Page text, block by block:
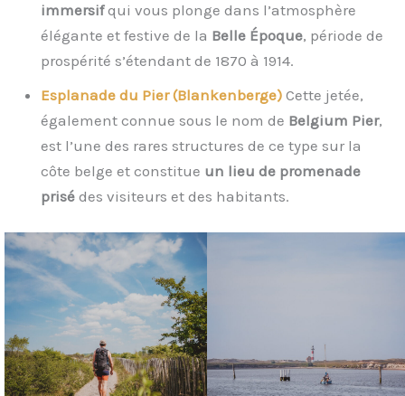
immersifqui vous plonge dans l’atmosphère
élégante et festive de la Belle Époque, période de
prospérité s’étendant de 1870 à 1914.
Esplanade du Pier (Blankenberge) Cette jetée,
également connue sous le nom de Belgium Pier,
est l’une des rares structures de ce type sur la
côte belge et constitue un lieu de promenade
prisé des visiteurs et des habitants.